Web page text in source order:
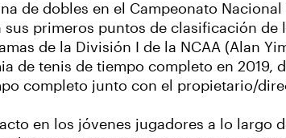
de dobles en el Campeonato Nacional
primeros puntos de clasificación de
de la División I de la NCAA (Alan
de tenis de tiempo completo en 2019,
completo junto con el propietario/
en los jóvenes jugadores a lo largo